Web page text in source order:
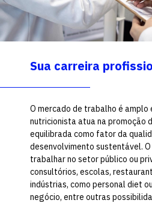
Sua carreira
O mercado de trabalho é amplo
nutricionista atua na promoção
equilibrada como fator da
desenvolvimento sustentável.
trabalhar no setor público ou
consultórios, escolas,
indústrias, como personal diet
negócio, entre outras